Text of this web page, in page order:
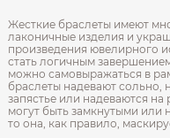
Жесткие браслеты имеют
лаконичные изделия и
произведения ювелирного
стать логичным
можно самовыражаться в
браслеты надевают сольно,
запястье или надеваются
могут быть замкнутыми или
то она, как правило,